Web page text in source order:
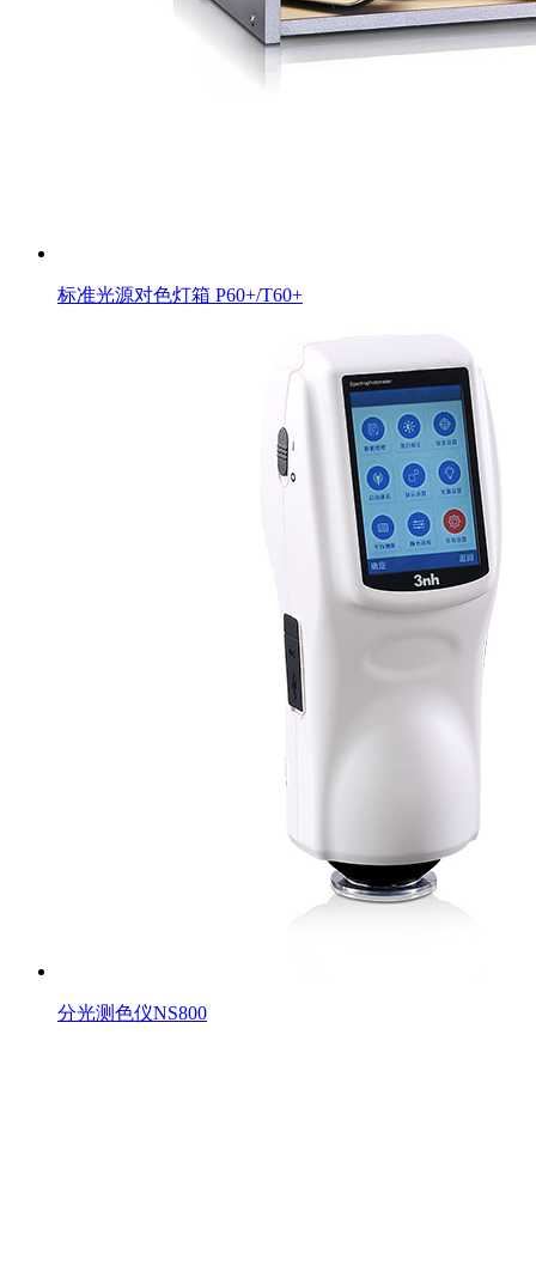
标准光源对色灯箱 P60+/T60+
分光测色仪NS800